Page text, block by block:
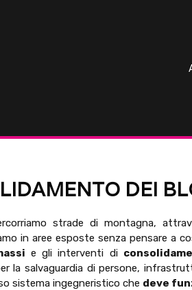
DEI
strade di montagna,
in aree esposte senza pensare a
e gli interventi di
la salvaguardia di persone,
sistema ingegneristico che deve